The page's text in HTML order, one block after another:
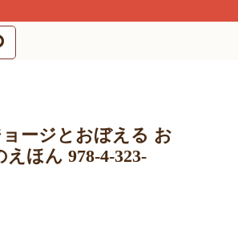
ージとおぼえる お
ほん 978-4-323-